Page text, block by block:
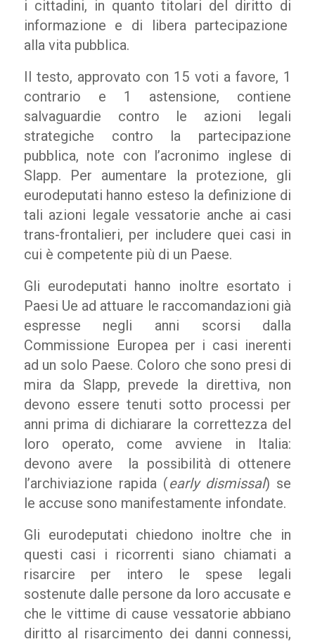
i cittadini, in quanto titolari del diritto di
informazione e di libera partecipazione
alla vita pubblica.
Il testo, approvato con 15 voti a favore, 1
contrario e 1 astensione, contiene
salvaguardie contro le azioni legali
strategiche contro la partecipazione
pubblica, note con l’acronimo inglese di
Slapp. Per aumentare la protezione, gli
eurodeputati hanno esteso la definizione di
tali azioni legale vessatorie anche ai casi
trans-frontalieri, per includere quei casi in
cui è competente più di un Paese.
Gli eurodeputati hanno inoltre esortato i
Paesi Ue ad attuare le raccomandazioni già
espresse negli anni scorsi dalla
Commissione Europea per i casi inerenti
ad un solo Paese. Coloro che sono presi di
mira da Slapp, prevede la direttiva, non
devono essere tenuti sotto processi per
anni prima di dichiarare la correttezza del
loro operato, come avviene in Italia:
devono avere la possibilità di ottenere
l’archiviazione rapida (early dismissal) se
le accuse sono manifestamente infondate.
Gli eurodeputati chiedono inoltre che in
questi casi i ricorrenti siano chiamati a
risarcire per intero le spese legali
sostenute dalle persone da loro accusate e
che le vittime di cause vessatorie abbiano
diritto al risarcimento dei danni connessi,